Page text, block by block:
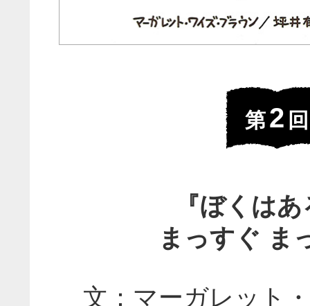
第2 回
『ぼくは
まっすぐ ま
文：マーガレット